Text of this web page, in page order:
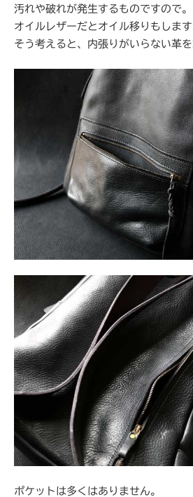
汚れや破れが発生するものですので。
オイルレザーだとオイル移りもします
そう考えると、内張りがいらない革を
ポケットは多くはありません。